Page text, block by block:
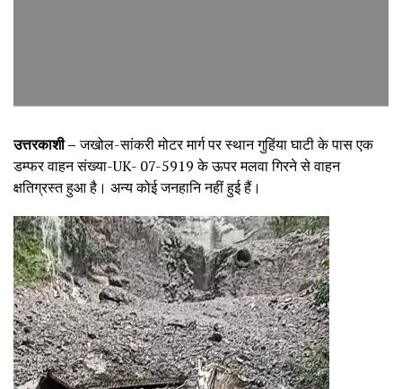
उत्तरकाशी –जखोल-सांकरी मोटर मार्ग पर स्थान गुहिंया घाटी के पास एक
डम्फर वाहन संख्या-UK- 07-5919 के ऊपर मलवा गिरने से वाहन
क्षतिग्रस्त हुआ है। अन्य कोई जनहानि नहीं हुई हैं।